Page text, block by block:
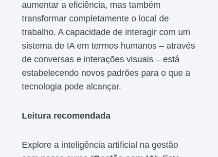
aumentar a eficiência, mas também
transformar completamente o local de
trabalho. A capacidade de interagir com um
sistema de IA em termos humanos – através
de conversas e interações visuais – está
estabelecendo novos padrões para o que a
tecnologia pode alcançar.
Leitura recomendada
Explore a inteligência artificial na gestão